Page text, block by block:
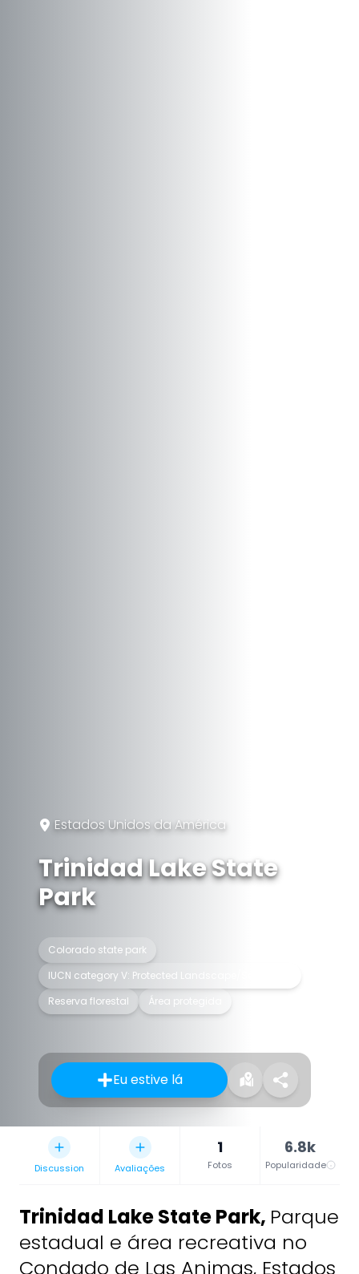
Estados Unidos da América
Trinidad Lake State
Park
Colorado state park
IUCN category V: Protected Landscape/Seascape
Reserva florestal
Área protegida
Eu estive lá
Discussion Avaliações
1
Fotos
6.8k
Popularidade
Trinidad Lake State Park, Parque
estadual e área recreativa no
Condado de Las Animas, Estados